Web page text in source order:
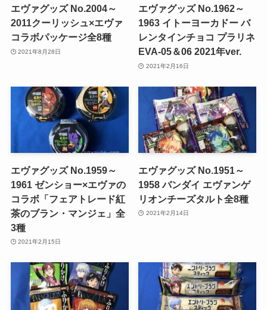
エヴァグッズ No.2004～
2011クーリッシュ×エヴァ
コラボパッケージ全8種
2021年8月28日
エヴァグッズ No.1962～
1963 イトーヨーカドー バ
レンタインチョコ プラリネ
EVA-05＆06 2021年ver.
2021年2月16日
エヴァグッズ No.1959～
1961 ゼンショー×エヴァの
コラボ「フェアトレード紅
茶のブラン・マンジェ」全
3種
2021年2月15日
エヴァグッズ No.1951～
1958 バンダイ エヴァンゲ
リオンチーズタルト全8種
2021年2月14日